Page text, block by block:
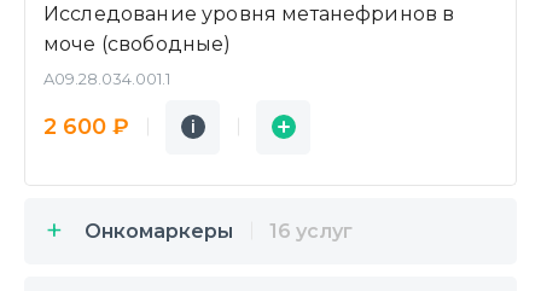
Исследование уровня метанефринов в
моче (свободные)
A09.28.034.001.1
2 600 ₽ i
Подробнее
i
Заявка
Онкомаркеры 16 услуг